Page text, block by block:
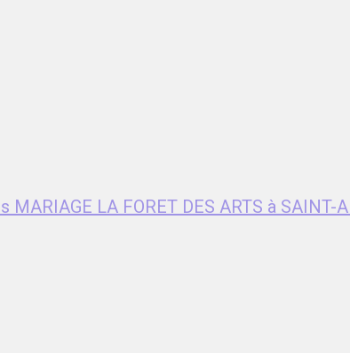
LA FORET DES ARTS à SAINT-